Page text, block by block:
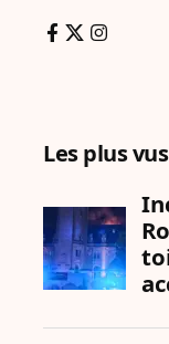
Les plus vus